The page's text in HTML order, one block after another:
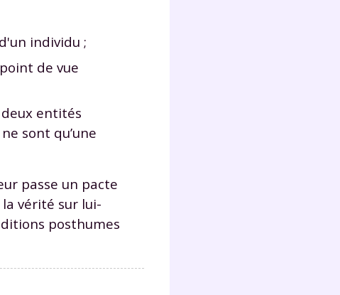
individu ;
de vue
entités
sont qu’une
passe un pacte
vérité sur lui-
posthumes
Fermer